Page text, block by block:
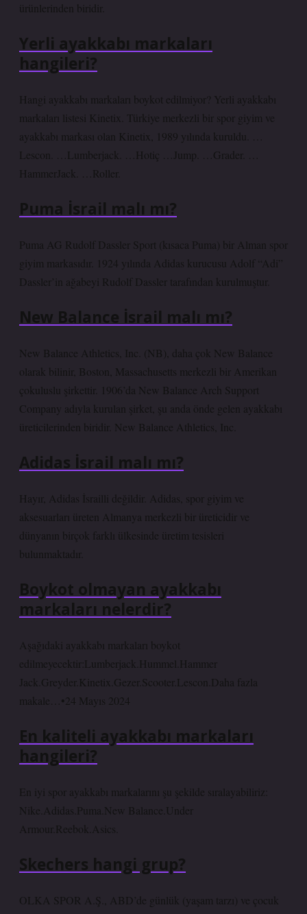
ürünlerinden biridir.
Yerli ayakkabı markaları
hangileri?
Hangi ayakkabı markaları boykot edilmiyor? Yerli ayakkabı
markaları listesi Kinetix. Türkiye merkezli bir spor giyim ve
ayakkabı markası olan Kinetix, 1989 yılında kuruldu. …
Lescon. …Lumberjack. …Hotiç …Jump. …Grader. …
HammerJack. …Roller.
Puma İsrail malı mı?
Puma AG Rudolf Dassler Sport (kısaca Puma) bir Alman spor
giyim markasıdır. 1924 yılında Adidas kurucusu Adolf “Adi”
Dassler’in ağabeyi Rudolf Dassler tarafından kurulmuştur.
New Balance İsrail malı mı?
New Balance Athletics, Inc. (NB), daha çok New Balance
olarak bilinir, Boston, Massachusetts merkezli bir Amerikan
çokuluslu şirkettir. 1906’da New Balance Arch Support
Company adıyla kurulan şirket, şu anda önde gelen ayakkabı
üreticilerinden biridir. New Balance Athletics, Inc.
Adidas İsrail malı mı?
Hayır, Adidas İsrailli değildir. Adidas, spor giyim ve
aksesuarları üreten Almanya merkezli bir üreticidir ve
dünyanın birçok farklı ülkesinde üretim tesisleri
bulunmaktadır.
Boykot olmayan ayakkabı
markaları nelerdir?
Aşağıdaki ayakkabı markaları boykot
edilmeyecektir:Lumberjack.Hummel.Hammer
Jack.Greyder.Kinetix.Gezer.Scooter.Lescon.Daha fazla
makale…•24 Mayıs 2024
En kaliteli ayakkabı markaları
hangileri?
En iyi spor ayakkabı markalarını şu şekilde sıralayabiliriz:
Nike.Adidas.Puma.New Balance.Under
Armour.Reebok.Asics.
Skechers hangi grup?
OLKA SPOR A.Ş., ABD’de günlük (yaşam tarzı) ve çocuk